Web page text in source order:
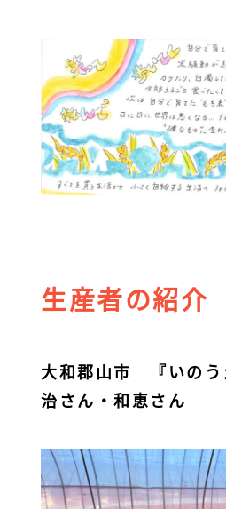
生産者の紹介
大和郡山市 『いのう
治さん・和恵さん